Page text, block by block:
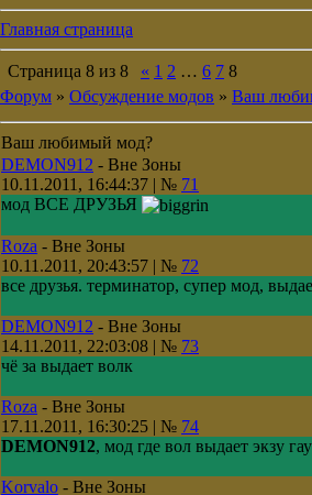
Главная страница
Страница 8 из 8 « 1 2 … 6 7 8
Форум » Обсуждение модов » Ваш
Ваш любимый мод?
DEMON912 - Вне Зоны
10.11.2011, 16:44:37 | № 71
мод ВСЕ ДРУЗЬЯ
Roza - Вне Зоны
10.11.2011, 20:43:57 | № 72
все друзья. терминатор, супер мод,
DEMON912 - Вне Зоны
14.11.2011, 22:03:08 | № 73
чё за выдает волк
Roza - Вне Зоны
17.11.2011, 16:30:25 | № 74
DEMON912, мод где вол выдает экзу
Korvalo - Вне Зоны